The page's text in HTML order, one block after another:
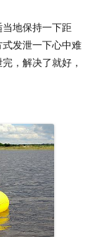
地保持一下距
发泄一下心中难
，解决了就好，